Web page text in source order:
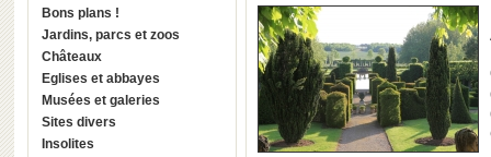
Bons plans !
Jardins, parcs et zoos
Châteaux
Eglises et abbayes
Musées et galeries
Sites divers
Insolites